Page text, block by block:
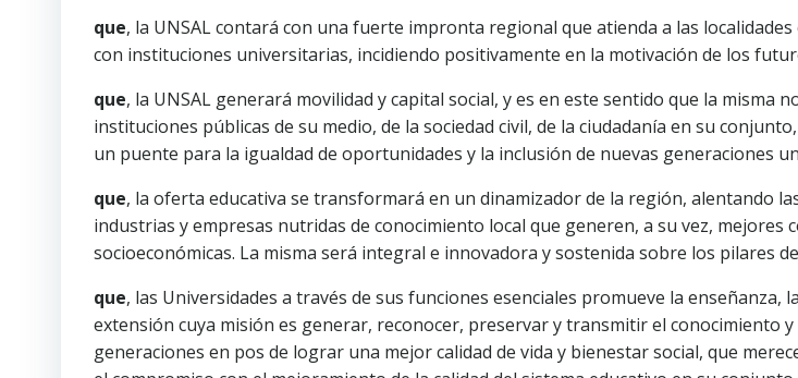
que, la UNSAL contará con una fuerte impronta regional que atienda a las
con instituciones universitarias, incidiendo positivamente en la motivación de los
que, la UNSAL generará movilidad y capital social, y es en este sentido que la misma
instituciones públicas de su medio, de la sociedad civil, de la ciudadanía en su
un puente para la igualdad de oportunidades y la inclusión de nuevas generaciones
que, la oferta educativa se transformará en un dinamizador de la región, alentando
industrias y empresas nutridas de conocimiento local que generen, a su vez, mejores
socioeconómicas. La misma será integral e innovadora y sostenida sobre los pilares
que, las Universidades a través de sus funciones esenciales promueve la enseñanza,
extensión cuya misión es generar, reconocer, preservar y transmitir el conocimiento y
generaciones en pos de lograr una mejor calidad de vida y bienestar social, que